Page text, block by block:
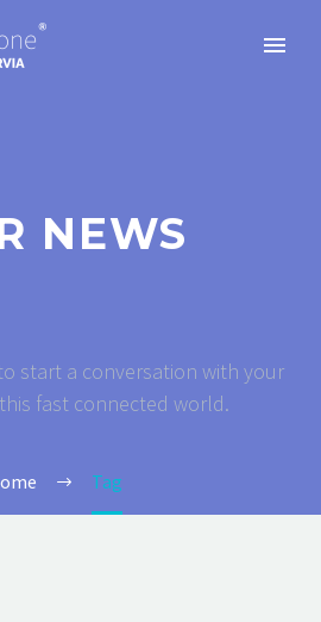
NEWS
start a conversation with your
fast connected world.
Tag